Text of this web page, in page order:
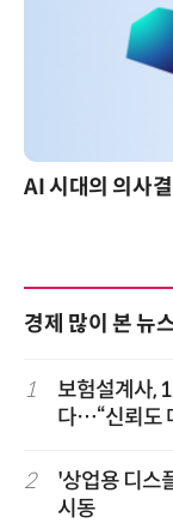
경제 많이 본 뉴
1
보험설계사,
다…“신뢰도
2
'상업용 디스
시동